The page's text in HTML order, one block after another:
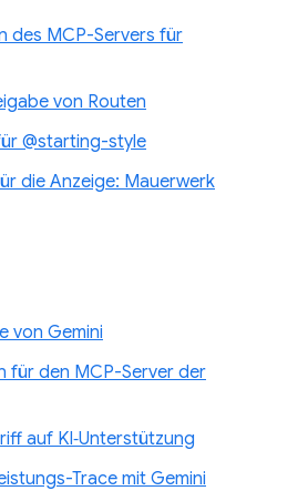
des MCP-Servers für
von Routen
@starting-style
die Anzeige: Mauerwerk
von Gemini
für den MCP-Server der
auf KI‑Unterstützung
Trace mit Gemini